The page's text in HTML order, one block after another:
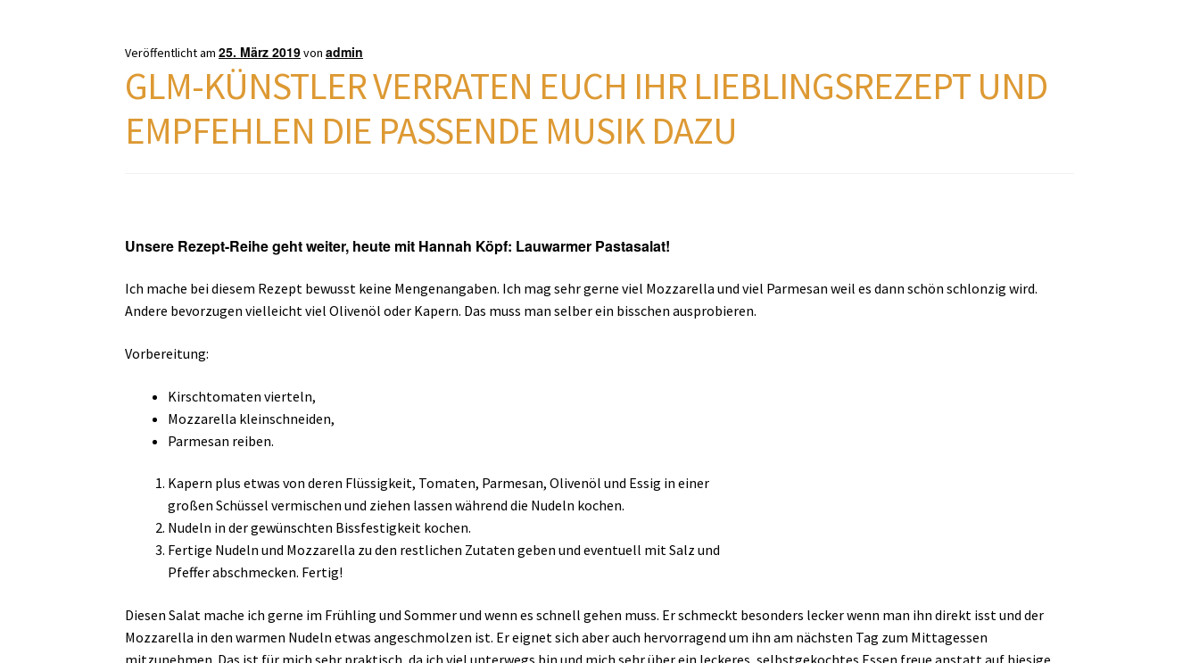
Veröffentlicht am25. März 2019vonadmin
GLM-KÜNSTLER VERRATEN EUCH IHR LIEBLINGSREZEPT UND
EMPFEHLEN DIE PASSENDE MUSIK DAZU
Unsere Rezept-Reihe geht weiter, heute mit Hannah Köpf: Lauwarmer Pastasalat!
Ich mache bei diesem Rezept bewusst keine Mengenangaben. Ich mag sehr gerne viel Mozzarella und viel Parmesan weil es dann schön schlonzig wird.
Andere bevorzugen vielleicht viel Olivenöl oder Kapern. Das muss man selber ein bisschen ausprobieren.
Vorbereitung:
Kirschtomaten vierteln,
Mozzarella kleinschneiden,
Parmesan reiben.
Kapern plus etwas von deren Flüssigkeit, Tomaten, Parmesan, Olivenöl und Essig in einer
großen Schüssel vermischen und ziehen lassen während die Nudeln kochen.
Nudeln in der gewünschten Bissfestigkeit kochen.
Fertige Nudeln und Mozzarella zu den restlichen Zutaten geben und eventuell mit Salz und
Pfeffer abschmecken. Fertig!
Diesen Salat mache ich gerne im Frühling und Sommer und wenn es schnell gehen muss. Er schmeckt besonders lecker wenn man ihn direkt isst und der
Mozzarella in den warmen Nudeln etwas angeschmolzen ist. Er eignet sich aber auch hervorragend um ihn am nächsten Tag zum Mittagessen
mitzunehmen. Das ist für mich sehr praktisch, da ich viel unterwegs bin und mich sehr über ein leckeres, selbstgekochtes Essen freue anstatt auf hiesige